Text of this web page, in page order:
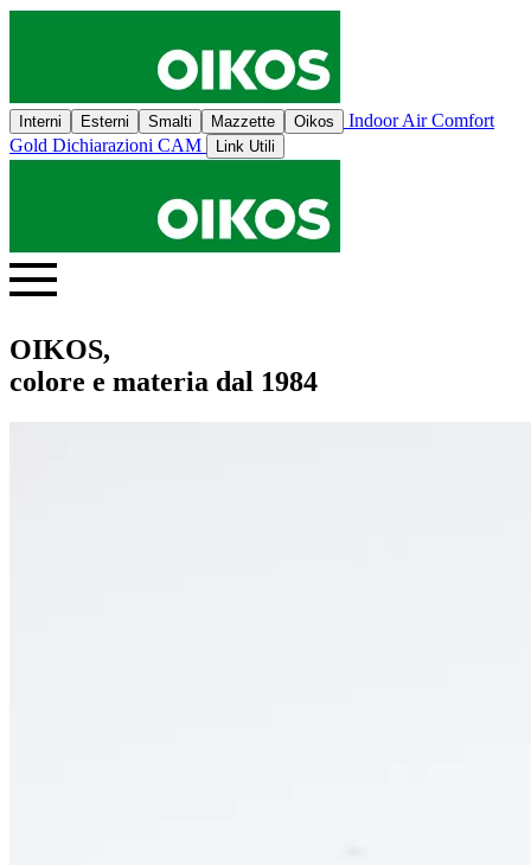
Interni Esterni Smalti Mazzette Oikos
Indoor Air Comfort
Gold Dichiarazioni CAM Link Utili
OIKOS,
colore e materia dal 1984